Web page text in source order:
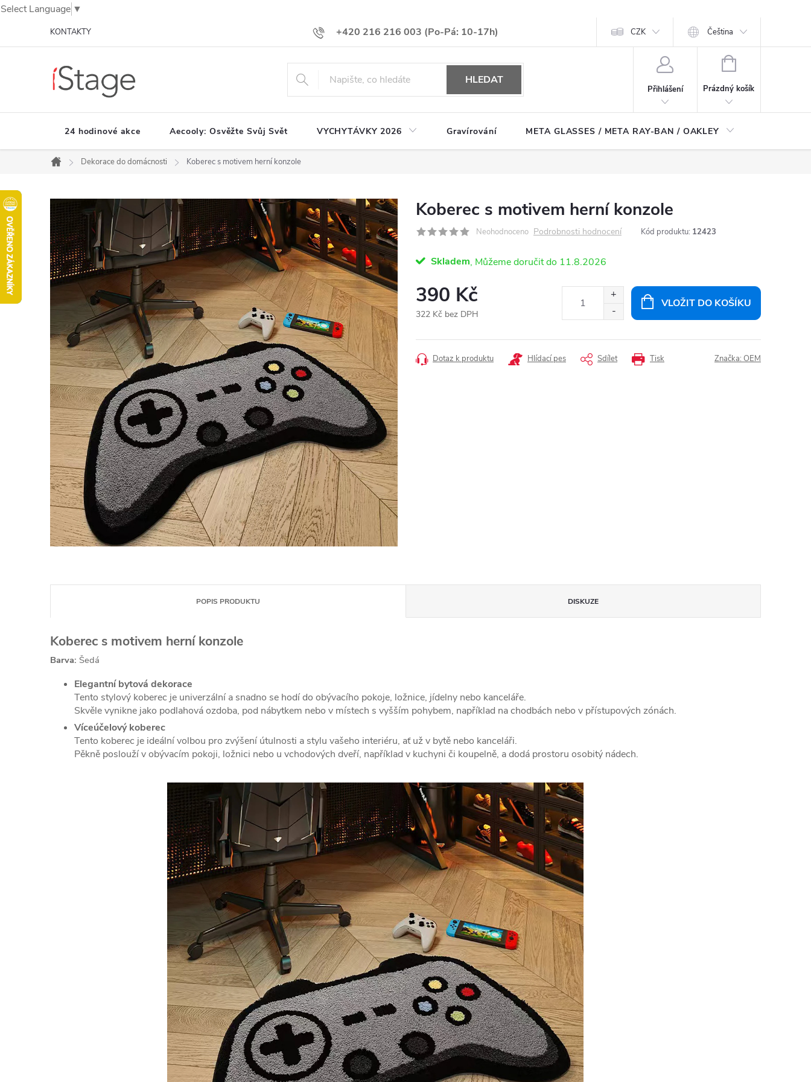
Select Language ▼
+420 216 216 003
KONTAKTY CZK Čeština
HLEDAT
Přihlášení
NÁKUPNÍ
Prázdný košík
24 hodinové akce Aecooly: Osvěžte Svůj Svět VYCHYTÁVKY 2026 Gravírování META GLASSES / META RAY-BAN / OAKLEY
Domů
Dekorace do domácnosti Koberec s motivem herní konzole
Koberec s motivem herní konzole
Neohodnoceno Podrobnosti hodnocení Kód produktu: 12423
Skladem 11.8.2026
390 Kč
322 Kč bez DPH
cena:
VLOŽIT DO KOŠÍKU
Tisk
Dotaz k produktu Hlídací pes Sdílet Značka: OEM
POPIS PRODUKTU DISKUZE
Koberec s motivem herní konzole
Barva: Šedá
Elegantní bytová dekorace
Tento stylový koberec je univerzální a snadno se hodí do obývacího pokoje, ložnice, jídelny nebo kanceláře.
Skvěle vynikne jako podlahová ozdoba, pod nábytkem nebo v místech s vyšším pohybem, například na chodbách nebo v přístupových zónách.
Víceúčelový koberec
Tento koberec je ideální volbou pro zvýšení útulnosti a stylu vašeho interiéru, ať už v bytě nebo kanceláři.
Pěkně poslouží v obývacím pokoji, ložnici nebo u vchodových dveří, například v kuchyni či koupelně, a dodá prostoru osobitý nádech.